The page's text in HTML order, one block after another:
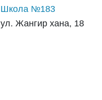
Школа №183
ул. Жангир хана, 18